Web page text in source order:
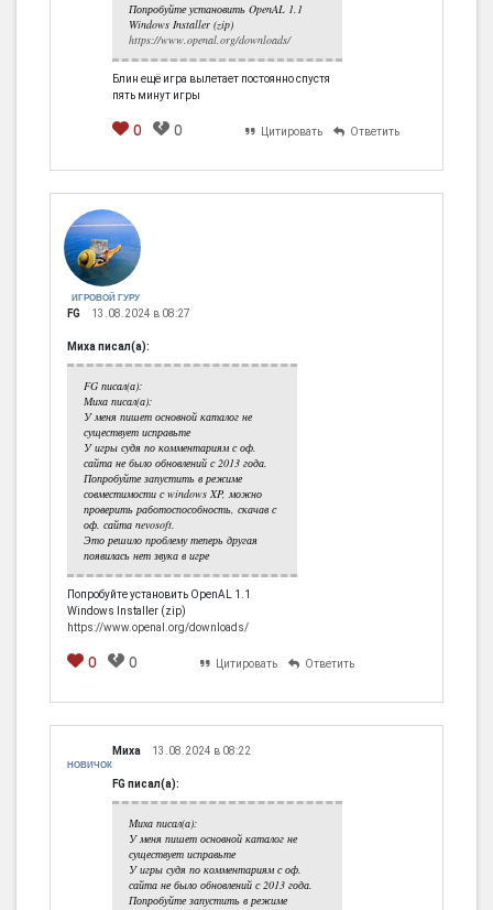
Попробуйте установить OpenAL 1.1
Windows Installer (zip)
https://www.openal.org/downloads/
Блин ещё игра вылетает постоянно спустя
пять минут игры
0 0 Цитировать Ответить
ИГРОВОЙ ГУРУ
FG 13.08.2024 в 08:27
Миха писал(а):
FG писал(а):
Миха писал(а):
У меня пишет основной каталог не
существует исправьте
У игры судя по комментариям с оф.
сайта не было обновлений с 2013 года.
Попробуйте запустить в режиме
совместимости с windows XP, можно
проверить работоспособность, скачав с
оф. сайта nevosoft.
Это решило проблему теперь другая
появилась нет звука в игре
Попробуйте установить OpenAL 1.1
Windows Installer (zip)
https://www.openal.org/downloads/
0 0 Цитировать Ответить
НОВИЧОК
Миха 13.08.2024 в 08:22
FG писал(а):
Миха писал(а):
У меня пишет основной каталог не
существует исправьте
У игры судя по комментариям с оф.
сайта не было обновлений с 2013 года.
Попробуйте запустить в режиме